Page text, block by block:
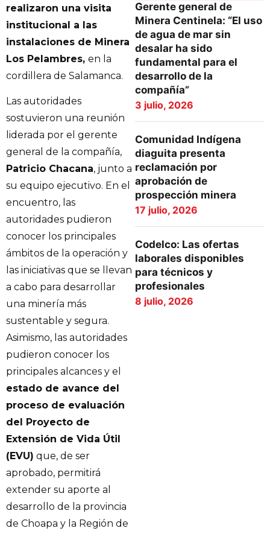
realizaron una visita
institucional a las
instalaciones de Minera
Los Pelambres, en la
cordillera de Salamanca.
Las autoridades
sostuvieron una reunión
liderada por el gerente
general de la compañía,
Patricio Chacana, junto a
su equipo ejecutivo. En el
encuentro, las
autoridades pudieron
conocer los principales
ámbitos de la operación y
las iniciativas que se llevan
a cabo para desarrollar
una minería más
sustentable y segura.
Asimismo, las autoridades
pudieron conocer los
principales alcances y el
estado de avance del
proceso de evaluación
del Proyecto de
Extensión de Vida Útil
(EVU) que, de ser
aprobado, permitirá
extender su aporte al
desarrollo de la provincia
de Choapa y la Región de
Gerente general de
Minera Centinela: “El uso
de agua de mar sin
desalar ha sido
fundamental para el
desarrollo de la
compañía”
3 julio, 2026
Comunidad Indígena
diaguita presenta
reclamación por
aprobación de
prospección minera
17 julio, 2026
Codelco: Las ofertas
laborales disponibles
para técnicos y
profesionales
8 julio, 2026